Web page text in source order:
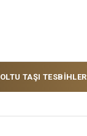
OLTU TAŞI TESBİHLER